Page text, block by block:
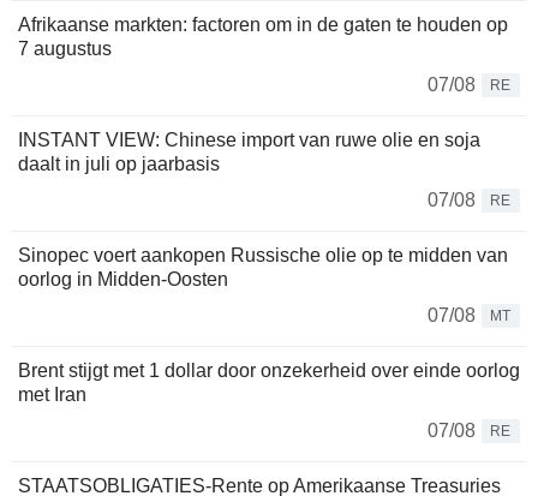
Afrikaanse markten: factoren om in de gaten te houden op
7 augustus
07/08
RE
INSTANT VIEW: Chinese import van ruwe olie en soja
daalt in juli op jaarbasis
07/08
RE
Sinopec voert aankopen Russische olie op te midden van
oorlog in Midden-Oosten
07/08
MT
Brent stijgt met 1 dollar door onzekerheid over einde oorlog
met Iran
07/08
RE
STAATSOBLIGATIES-Rente op Amerikaanse Treasuries